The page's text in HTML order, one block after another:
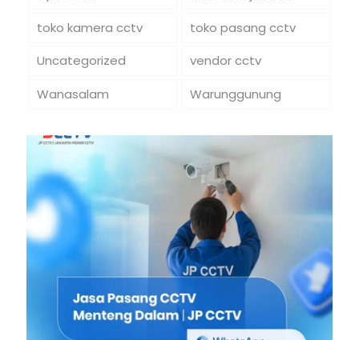
toko kamera cctv
toko pasang cctv
Uncategorized
vendor cctv
Wanasalam
Warunggunung